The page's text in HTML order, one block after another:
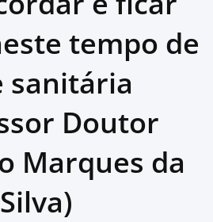
tempo de
sanitária
Doutor
Marques da
Silva)